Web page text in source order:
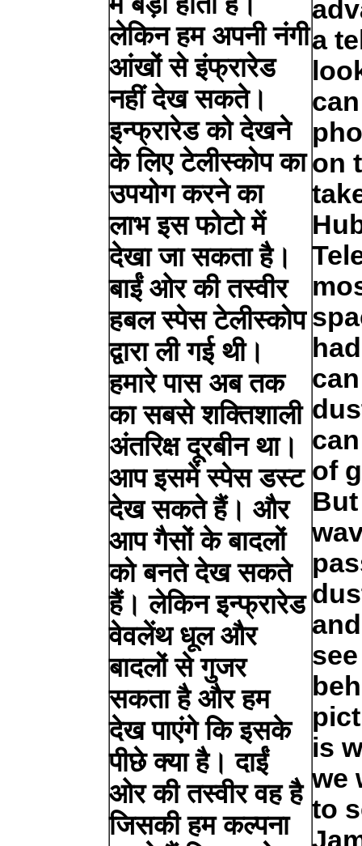
लेकिन हम अपनी नंगी
आंखों से इंफ्रारेड
नहीं देख सकते।
इन्फ्रारेड को देखने
के लिए टेलीस्कोप का
उपयोग करने का
लाभ इस फोटो में
देखा जा सकता है।
बाईं ओर की तस्वीर
हबल स्पेस टेलीस्कोप
द्वारा ली गई थी।
हमारे पास अब तक
का सबसे शक्तिशाली
अंतरिक्ष दूरबीन था।
आप इसमें स्पेस डस्ट
देख सकते हैं। और
आप गैसों के बादलों
को बनते देख सकते
हैं। लेकिन इन्फ्रारेड
वेवलेंथ धूल और
बादलों से गुजर
सकता है और हम
देख पाएंगे कि इसके
पीछे क्या है। दाईं
ओर की तस्वीर वह है
जिसकी हम कल्पना
a
on
of
is
we
to